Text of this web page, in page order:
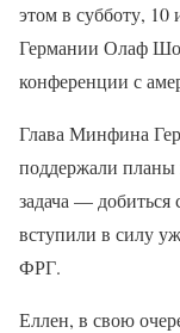
этом в субботу,
Германии Олаф
конференции с
Глава Минфина
поддержали планы
задача —
вступили в силу
ФРГ.
Еллен, в свою